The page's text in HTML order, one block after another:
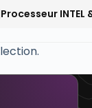
INTEL